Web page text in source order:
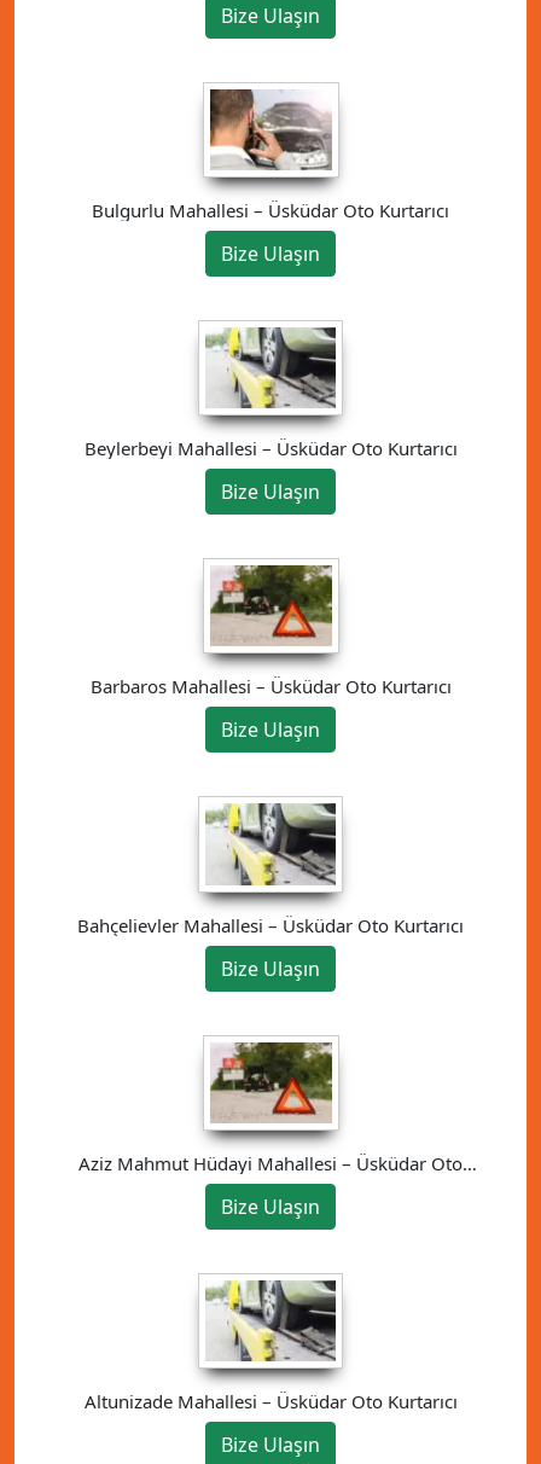
Bize Ulaşın
Bulgurlu Mahallesi – Üsküdar Oto Kurtarıcı
Bize Ulaşın
Beylerbeyi Mahallesi – Üsküdar Oto Kurtarıcı
Bize Ulaşın
Barbaros Mahallesi – Üsküdar Oto Kurtarıcı
Bize Ulaşın
Bahçelievler Mahallesi – Üsküdar Oto Kurtarıcı
Bize Ulaşın
Aziz Mahmut Hüdayi Mahallesi – Üsküdar Oto
Kurtarıcı
Bize Ulaşın
Altunizade Mahallesi – Üsküdar Oto Kurtarıcı
Bize Ulaşın